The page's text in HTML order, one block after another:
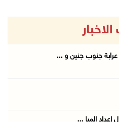
جنوب جنين و ...
إعداد المبا ...